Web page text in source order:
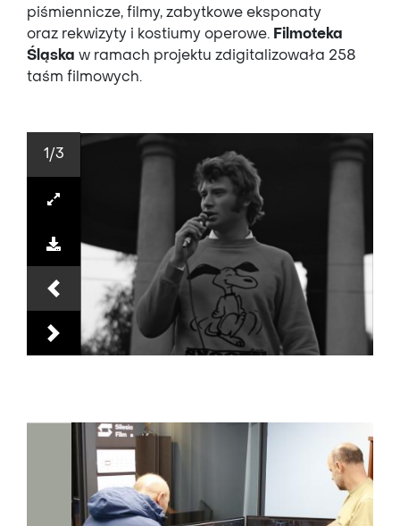
piśmiennicze, filmy, zabytkowe eksponaty
oraz rekwizyty i kostiumy operowe. Filmoteka
Śląska w ramach projektu zdigitalizowała 258
taśm filmowych.
Previous
Next
1 /3